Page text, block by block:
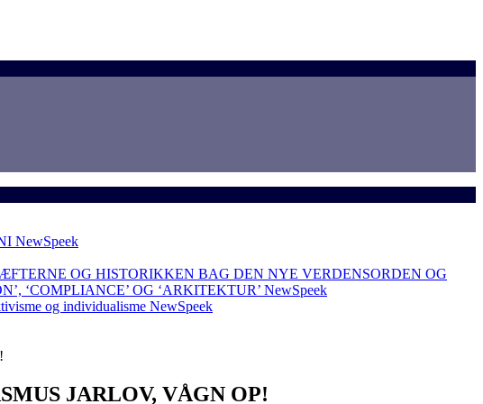
NewSpeek
OG HISTORIKKEN BAG DEN NYE VERDENSORDEN OG
‘COMPLIANCE’ OG ‘ARKITEKTUR’ NewSpeek
og individualisme NewSpeek
JARLOV, VÅGN OP!